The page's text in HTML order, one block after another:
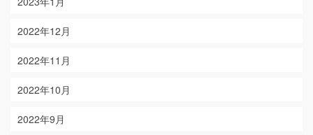
2022年12月
2022年11月
2022年10月
2022年9月